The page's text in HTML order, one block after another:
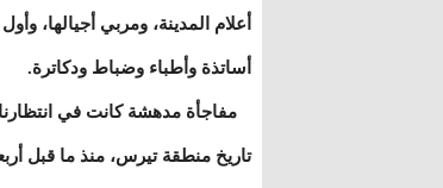
أعلام المدينة، ومربي أجيالها،
أساتذة وأطباء وضباط ودكاترة.
مفاجأة مدهشة كانت في
تاريخ منطقة تيرس، منذ ما قبل